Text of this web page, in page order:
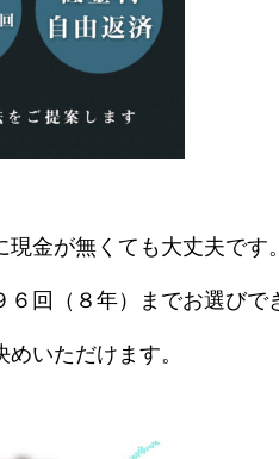
金が無くても大丈夫です。
回（８年）までお選びで
いただけます。